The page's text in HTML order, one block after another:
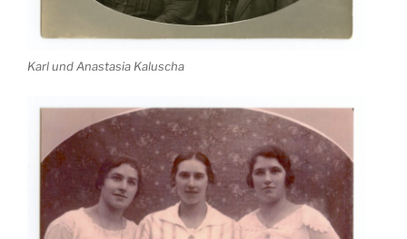
Karl und Anastasia Kaluscha